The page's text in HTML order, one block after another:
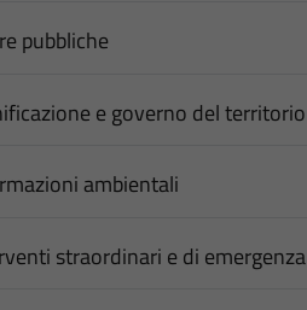
pubbliche
e governo del territorio
ambientali
straordinari e di emergenza